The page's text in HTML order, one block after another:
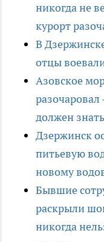
никогда не
курорт
В
отцы
Азовское
должен
Дзержинск
питьевую
новому
Бывшие
раскрыли
никогда